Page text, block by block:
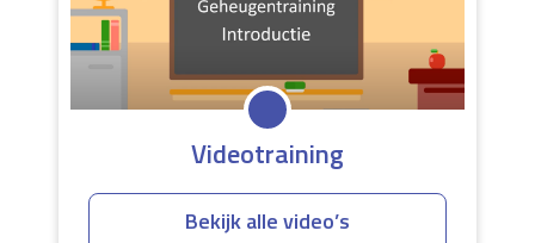
Videotraining
Bekijk alle video’s